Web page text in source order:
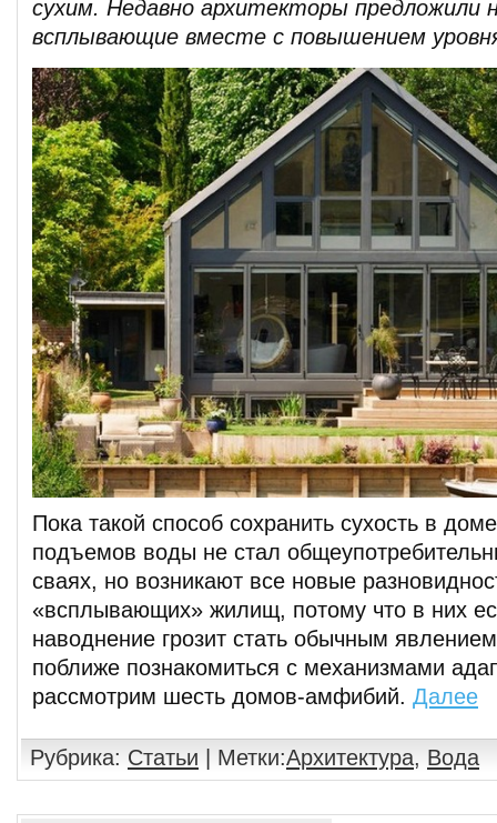
сухим. Недавно архитекторы предложили
всплывающие вместе с повышением
Пока такой способ сохранить сухость в
подъемов воды не стал
сваях, но возникают все новые
«всплывающих» жилищ, потому что в них
наводнение грозит стать обычным
поближе познакомиться с механизмами
рассмотрим шесть домов-амфибий. Далее
Рубрика: Статьи | Метки:Архитектура, Вода